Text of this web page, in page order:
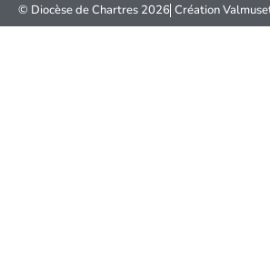
© Diocèse de Chartres 2026 Création